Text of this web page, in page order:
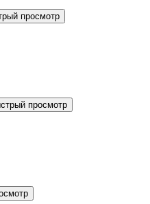
просмотр
просмотр